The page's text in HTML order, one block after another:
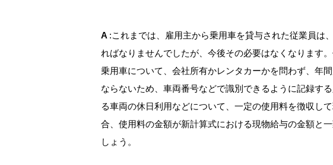
A :これまでは、雇用主から乗用車を貸与された従業員は
ればなりませんでしたが、今後その必要はなくなります
乗用車について、会社所有かレンタカーかを問わず、年
ならないため、車両番号などで識別できるように記録す
る車両の休日利用などについて、一定の使用料を徴収し
合、使用料の金額が新計算式における現物給与の金額と
しょう。